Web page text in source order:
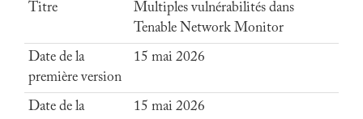
Titre
Multiples vulnérabilités dans
Tenable Network Monitor
Date de la
première version
15 mai 2026
Date de la
15 mai 2026